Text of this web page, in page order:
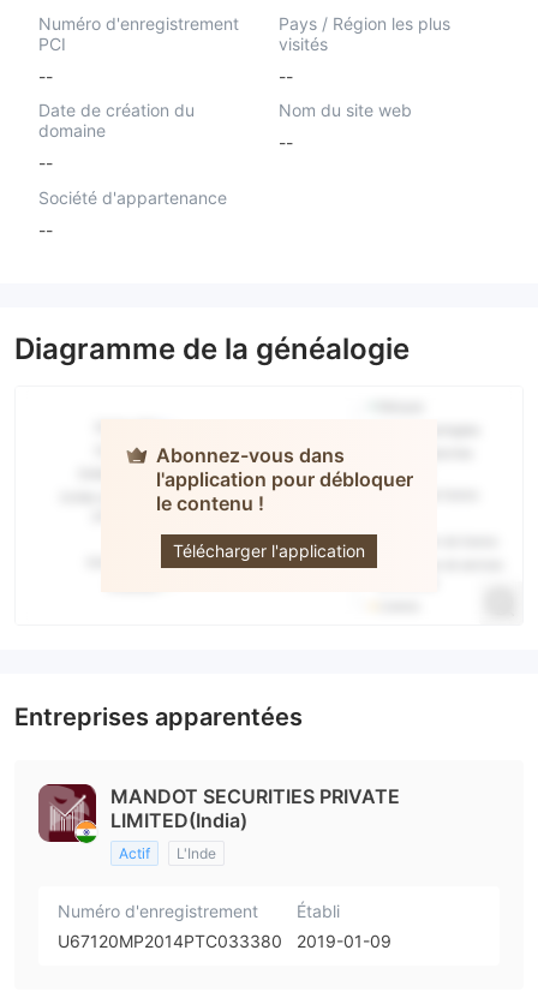
Numéro d'enregistrement
PCI
--
Pays / Région les plus
visités
--
Date de création du
domaine
--
Nom du site web
--
Société d'appartenance
--
Diagramme de la généalogie
Abonnez-vous dans
l'application pour débloquer
le contenu !
Télécharger l'application
Mandot
Securities
Entreprises apparentées
MANDOT SECURITIES PRIVATE
LIMITED(India)
Actif L'Inde
Numéro d'enregistrement
U67120MP2014PTC033380
Établi
2019-01-09